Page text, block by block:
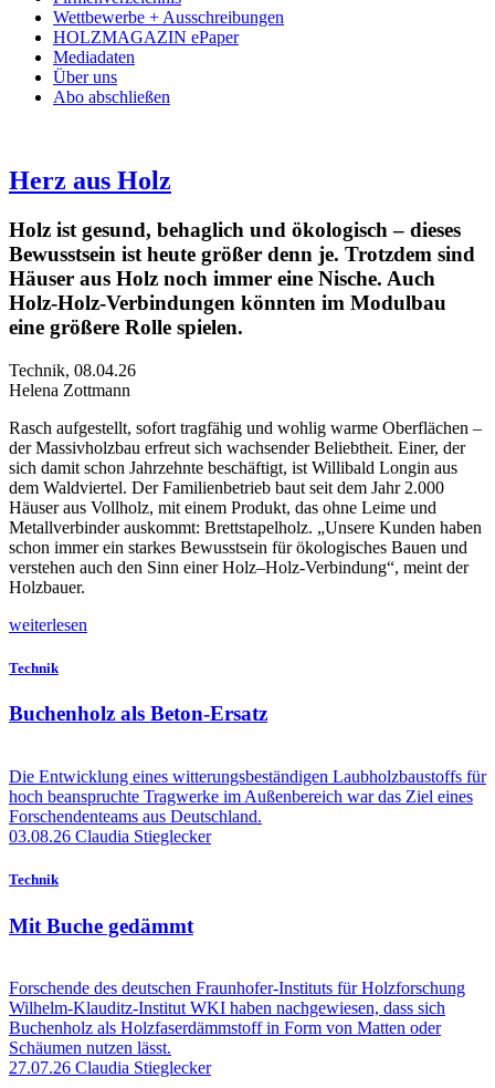
Wettbewerbe + Ausschreibungen
HOLZMAGAZIN ePaper
Mediadaten
Über uns
Abo abschließen
Herz aus Holz
Holz ist gesund, behaglich und ökologisch – dieses
Bewusstsein ist heute größer denn je. Trotzdem sind
Häuser aus Holz noch immer eine Nische. Auch
Holz-Holz-Verbindungen könnten im Modulbau
eine größere Rolle spielen.
Technik, 08.04.26
Helena Zottmann
Rasch aufgestellt, sofort tragfähig und wohlig warme Oberflächen –
der Massivholzbau erfreut sich wachsender Beliebtheit. Einer, der
sich damit schon Jahrzehnte beschäftigt, ist Willibald Longin aus
dem Waldviertel. Der Familienbetrieb baut seit dem Jahr 2.000
Häuser aus Vollholz, mit einem Produkt, das ohne Leime und
Metallverbinder auskommt: Brettstapelholz. „Unsere Kunden haben
schon immer ein starkes Bewusstsein für ökologisches Bauen und
verstehen auch den Sinn einer Holz–Holz-Verbindung“, meint der
Holzbauer.
weiterlesen
Technik
Buchenholz als Beton-Ersatz
Die Entwicklung eines witterungsbeständigen Laubholzbaustoffs für
hoch beanspruchte Tragwerke im Außenbereich war das Ziel eines
Forschendenteams aus Deutschland.
03.08.26 Claudia Stieglecker
Technik
Mit Buche gedämmt
Forschende des deutschen Fraunhofer-Instituts für Holzforschung
Wilhelm-Klauditz-Institut WKI haben nachgewiesen, dass sich
Buchenholz als Holzfaserdämmstoff in Form von Matten oder
Schäumen nutzen lässt.
27.07.26 Claudia Stieglecker